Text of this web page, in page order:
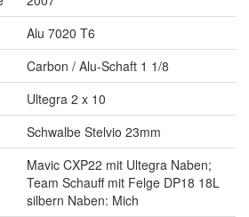
Alu 7020 T6
Carbon / Alu-Schaft 1 1/8
Ultegra 2 x 10
Schwalbe Stelvio 23mm
Mavic CXP22 mit Ultegra Naben;
Team Schauff mit Felge DP18 18L
silbern Naben: Mich